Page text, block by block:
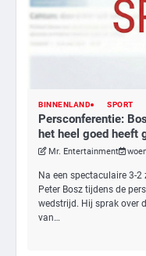
BINNENLAND SPORT
Persconferentie:
het heel goed heeft
Mr. Entertainment
Na een spectaculaire 3-
Peter Bosz tijdens de
wedstrijd. Hij sprak over
van…